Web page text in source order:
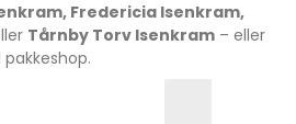
Fredericia Isenkram,
Tårnby Torv Isenkram – eller